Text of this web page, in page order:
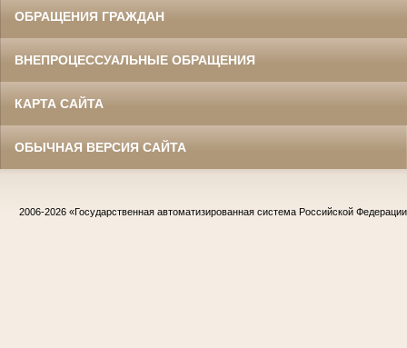
ОБРАЩЕНИЯ ГРАЖДАН
ВНЕПРОЦЕССУАЛЬНЫЕ ОБРАЩЕНИЯ
КАРТА САЙТА
ОБЫЧНАЯ ВЕРСИЯ САЙТА
2006-2026 «Государственная автоматизированная система Российской